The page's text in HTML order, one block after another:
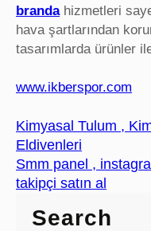
brandahizmetleri
hava şartlarından
tasarımlarda ürünler
www.ikberspor.com
Kimyasal Tulum ,
Eldivenleri
Smm panel ,
takipçi satın al
Search